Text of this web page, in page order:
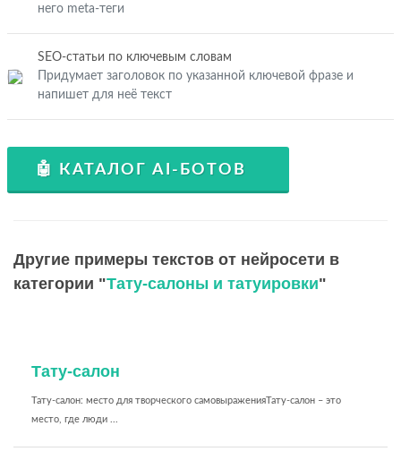
него meta-теги
SEO-статьи по ключевым словам
Придумает заголовок по указанной ключевой фразе и
напишет для неё текст
🤖 КАТАЛОГ AI-БОТОВ
Другие примеры текстов от нейросети в
категории "Тату-салоны и татуировки"
Тату-салон
Тату-салон: место для творческого самовыраженияТату-салон – это
место, где люди ...